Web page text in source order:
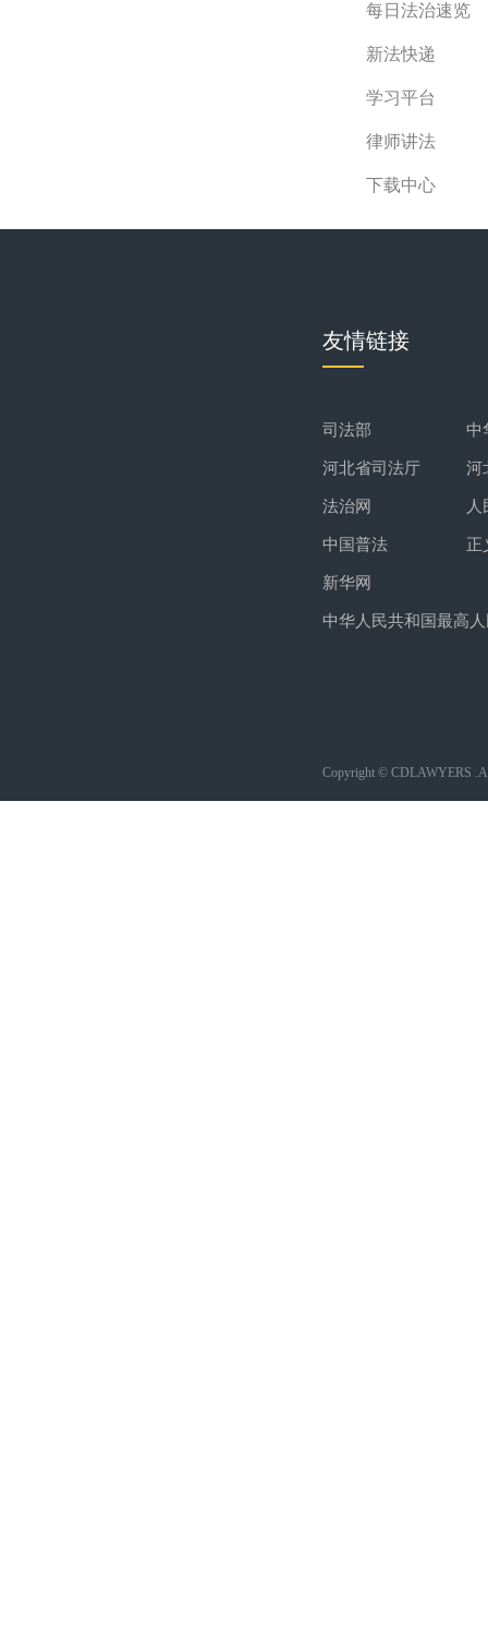
每日法治速览
新法快递
学习平台
律师讲法
下载中心
友情链接
司法部 中
河北省司法厅 河
法治网 人
中国普法 正
新华网
中华人民共和国最高
Copyright © CDLAWYERS